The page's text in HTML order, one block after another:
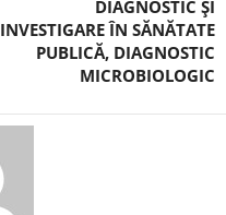
DIAGNOSTIC ŞI
INVESTIGARE ÎN SĂNĂTATE
PUBLICĂ, DIAGNOSTIC
MICROBIOLOGIC